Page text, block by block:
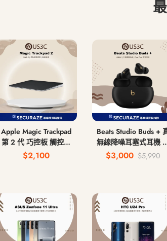
Apple Magic Trackpad
第 2 代 巧控板 觸控板
USB-C
$2,100
Beats Studio Buds +
無線降噪耳塞式耳機
線藍牙耳機
$3,000 $5,990